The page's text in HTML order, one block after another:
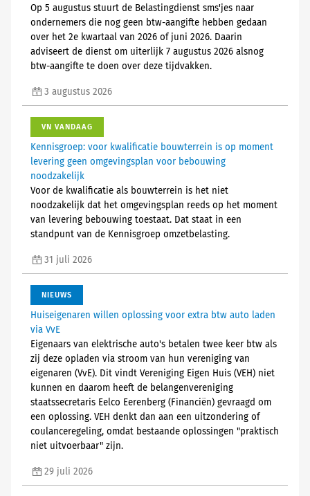
Op 5 augustus stuurt de Belastingdienst sms'jes naar
ondernemers die nog geen btw-aangifte hebben gedaan
over het 2e kwartaal van 2026 of juni 2026. Daarin
adviseert de dienst om uiterlijk 7 augustus 2026 alsnog
btw-aangifte te doen over deze tijdvakken.
3 augustus 2026
VN VANDAAG
Kennisgroep: voor kwalificatie bouwterrein is op moment
levering geen omgevingsplan voor bebouwing
noodzakelijk
Voor de kwalificatie als bouwterrein is het niet
noodzakelijk dat het omgevingsplan reeds op het moment
van levering bebouwing toestaat. Dat staat in een
standpunt van de Kennisgroep omzetbelasting.
31 juli 2026
NIEUWS
Huiseigenaren willen oplossing voor extra btw auto laden
via VvE
Eigenaars van elektrische auto's betalen twee keer btw als
zij deze opladen via stroom van hun vereniging van
eigenaren (VvE). Dit vindt Vereniging Eigen Huis (VEH) niet
kunnen en daarom heeft de belangenvereniging
staatssecretaris Eelco Eerenberg (Financiën) gevraagd om
een oplossing. VEH denkt dan aan een uitzondering of
coulanceregeling, omdat bestaande oplossingen "praktisch
niet uitvoerbaar" zijn.
29 juli 2026